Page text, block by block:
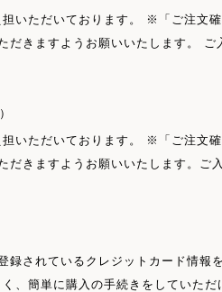
いただいております。 ※「ご注文
だきますようお願いいたします。
いただいております。 ※「ご注文
だきますようお願いいたします。ご
されているクレジットカード情報
、簡単に購入の手続きをしていただ